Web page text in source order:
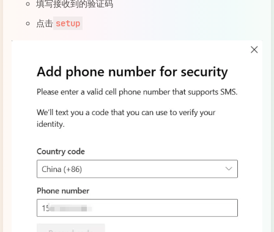
填写接收到的验证码
点击 setup